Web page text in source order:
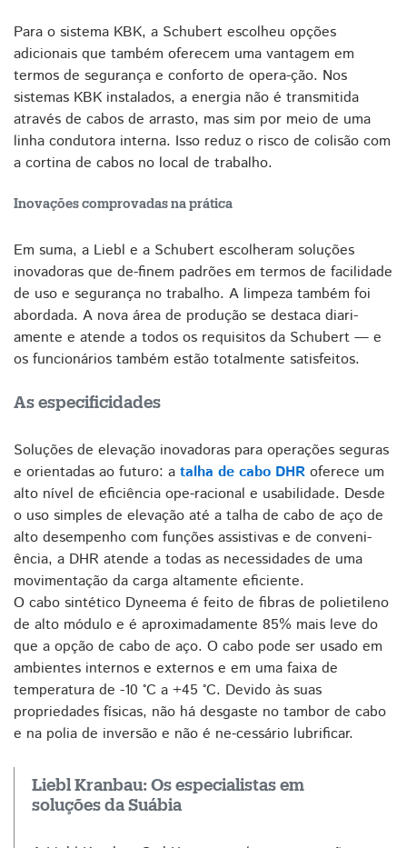
Para o sistema KBK, a Schubert escolheu opções
adicionais que também oferecem uma vantagem em
termos de segurança e conforto de opera-ção. Nos
sistemas KBK instalados, a energia não é transmitida
através de cabos de arrasto, mas sim por meio de uma
linha condutora interna. Isso reduz o risco de colisão com
a cortina de cabos no local de trabalho.
Inovações comprovadas na prática
Em suma, a Liebl e a Schubert escolheram soluções
inovadoras que de-finem padrões em termos de facilidade
de uso e segurança no trabalho. A limpeza também foi
abordada. A nova área de produção se destaca diari-
amente e atende a todos os requisitos da Schubert — e
os funcionários também estão totalmente satisfeitos.
As especificidades
Soluções de elevação inovadoras para operações seguras
e orientadas ao futuro: a talha de cabo DHR oferece um
alto nível de eficiência ope-racional e usabilidade. Desde
o uso simples de elevação até a talha de cabo de aço de
alto desempenho com funções assistivas e de conveni-
ência, a DHR atende a todas as necessidades de uma
movimentação da carga altamente eficiente.
O cabo sintético Dyneema é feito de fibras de polietileno
de alto módulo e é aproximadamente 85% mais leve do
que a opção de cabo de aço. O cabo pode ser usado em
ambientes internos e externos e em uma faixa de
temperatura de -10 °C a +45 °C. Devido às suas
propriedades físicas, não há desgaste no tambor de cabo
e na polia de inversão e não é ne-cessário lubrificar.
Liebl Kranbau: Os especialistas em
soluções da Suábia